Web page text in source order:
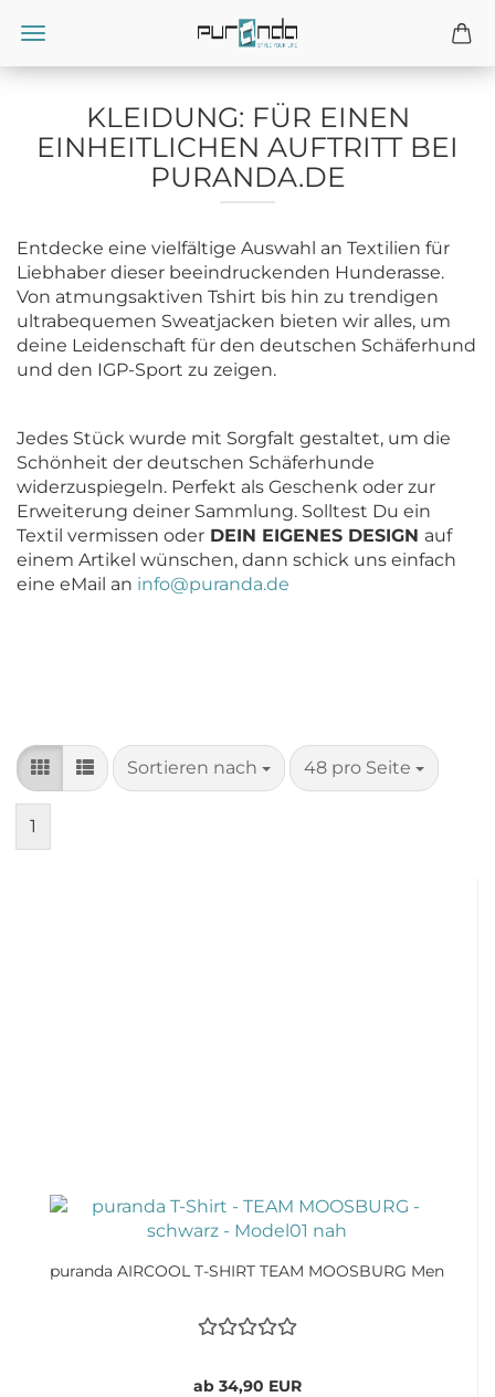
KLEIDUNG: FÜR EINEN
EINHEITLICHEN AUFTRITT BEI
PURANDA.DE
Entdecke eine vielfältige Auswahl an Textilien für
Liebhaber dieser beeindruckenden Hunderasse.
Von atmungsaktiven Tshirt bis hin zu trendigen
ultrabequemen Sweatjacken bieten wir alles, um
deine Leidenschaft für den deutschen Schäferhund
und den IGP-Sport zu zeigen.
Jedes Stück wurde mit Sorgfalt gestaltet, um die
Schönheit der deutschen Schäferhunde
widerzuspiegeln. Perfekt als Geschenk oder zur
Erweiterung deiner Sammlung. Solltest Du ein
Textil vermissen oder DEIN EIGENES DESIGN auf
einem Artikel wünschen, dann schick uns einfach
eine eMail an info@puranda.de
Sortieren nach
Sortieren nach 48 pro Seite
pro Seite
1
puranda AIRCOOL T-SHIRT TEAM MOOSBURG Men
ab 34,90 EUR